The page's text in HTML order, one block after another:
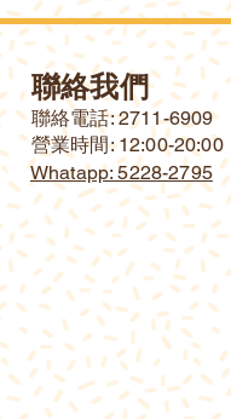
聯絡我們
​聯絡電話: 2711-6909
營業時間: 12:00-20:00
Whatapp: 5228-2795